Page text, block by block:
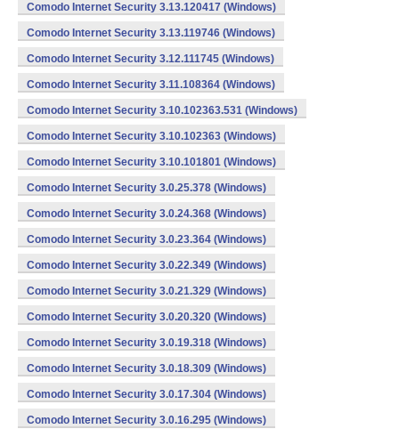
Comodo Internet Security 3.13.120417 (Windows)
Comodo Internet Security 3.13.119746 (Windows)
Comodo Internet Security 3.12.111745 (Windows)
Comodo Internet Security 3.11.108364 (Windows)
Comodo Internet Security 3.10.102363.531 (Windows)
Comodo Internet Security 3.10.102363 (Windows)
Comodo Internet Security 3.10.101801 (Windows)
Comodo Internet Security 3.0.25.378 (Windows)
Comodo Internet Security 3.0.24.368 (Windows)
Comodo Internet Security 3.0.23.364 (Windows)
Comodo Internet Security 3.0.22.349 (Windows)
Comodo Internet Security 3.0.21.329 (Windows)
Comodo Internet Security 3.0.20.320 (Windows)
Comodo Internet Security 3.0.19.318 (Windows)
Comodo Internet Security 3.0.18.309 (Windows)
Comodo Internet Security 3.0.17.304 (Windows)
Comodo Internet Security 3.0.16.295 (Windows)